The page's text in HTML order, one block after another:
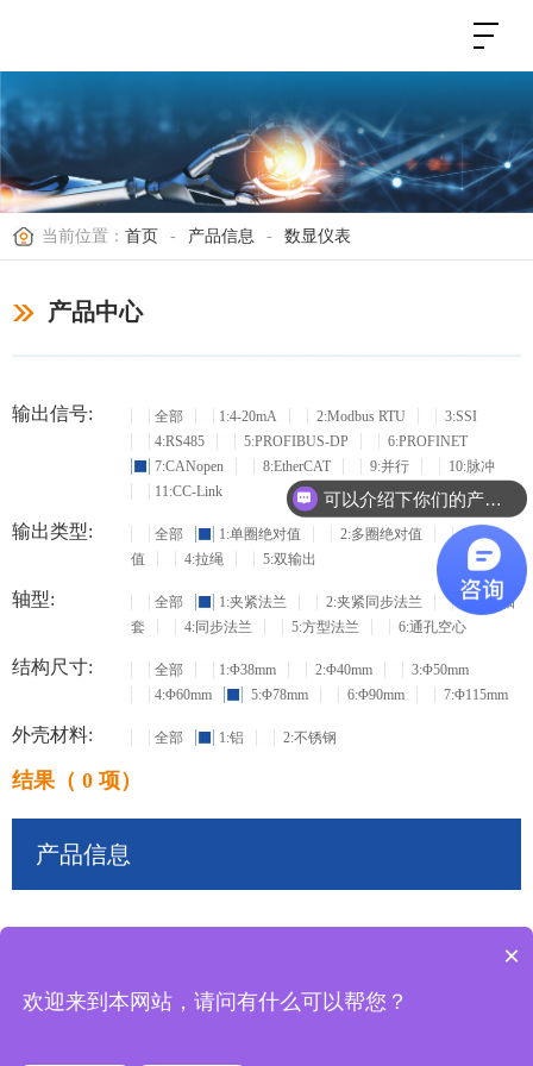
当前位置： 首页 - 产品信息 - 数显仪表
产品中心
输出信号: 全部 1:4-20mA 2:Modbus RTU
3:SSI
4:RS485
5:PROFIBUS-DP
6:PROFINET
7:CANopen
8:EtherCAT 9:并行
10:脉冲
11:CC-Link
输出类型: 全部 1:单圈绝对值 2:多圈绝对值
3:增量
值
4:拉绳 5:双输出
轴型: 全部 1:夹紧法兰 2:夹紧同步法兰
3:盲孔轴
套
4:同步法兰 5:方型法兰 6:通孔空心
结构尺寸: 全部 1:Φ38mm 2:Φ40mm
3:Φ50mm
4:Φ60mm
5:Φ78mm 6:Φ90mm 7:Φ115mm
外壳材料: 全部 1:铝 2:不锈钢
结果（ 0 项）
产品信息
可以介绍下你们的产品么？
×
欢迎来到本网站，请问有什么可以帮您？